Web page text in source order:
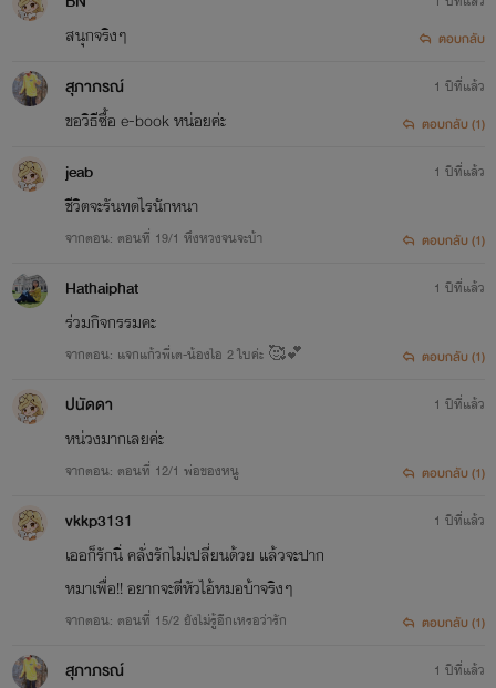
สนุกจริงๆ
ตอบกลับ
สุภาภรณ์
ขอวิธีซื้อ e-book หน่อยค่ะ
1 ปีที่แล้ว
ตอบกลับ (1)
jeab
ชีวิตจะรันทดไรนักหนา
จากตอน: ตอนที่ 19/1 หึงหวงจนจะบ้า
1 ปีที่แล้ว
ตอบกลับ (1)
Hathaiphat
ร่วมกิจกรรมคะ
จากตอน: แจกแก้วพี่เต-น้องไอ 2 ใบค่ะ 🥰💕
1 ปีที่แล้ว
ตอบกลับ (1)
ปนัดดา
หน่วงมากเลยค่ะ
จากตอน: ตอนที่ 12/1 พ่อของหนู
1 ปีที่แล้ว
ตอบกลับ (1)
vkkp3131
เออก็รักนิ่ คลั่งรักไม่เปลี่ยนด้วย แล้วจะปาก
หมาเพื่อ!! อยากจะตีหัวไอ้หมอบ้าจริงๆ
จากตอน: ตอนที่ 15/2 ยังไม่รู้อีกเหรอว่ารัก
1 ปีที่แล้ว
ตอบกลับ (1)
สุภาภรณ์
1 ปีที่แล้ว